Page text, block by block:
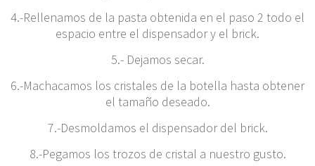
4.-Rellenamos de la pasta obtenida en el paso 2 todo el
espacio entre el dispensador y el brick.
5.- Dejamos secar.
6.-Machacamos los cristales de la botella hasta obtener
el tamaño deseado.
7.-Desmoldamos el dispensador del brick.
8.-Pegamos los trozos de cristal a nuestro gusto.